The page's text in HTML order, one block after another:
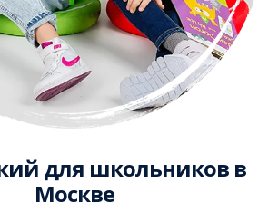
для школьников в
Москве